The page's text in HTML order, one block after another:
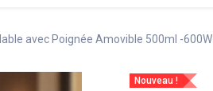
avec Poignée Amovible 500ml -600W
Nouveau !